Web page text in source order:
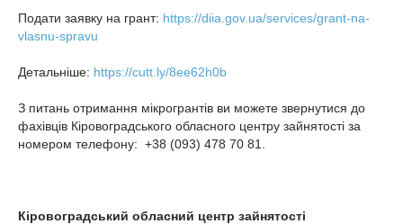
Подати заявку на грант: https://diia.gov.ua/services/grant-na-
vlasnu-spravu
Детальніше: https://cutt.ly/8ee62h0b
З питань отримання мікрогрантів ви можете звернутися до
фахівців Кіровоградського обласного центру зайнятості за
номером телефону: +38 (093) 478 70 81.
Кіровоградський обласний центр зайнятості